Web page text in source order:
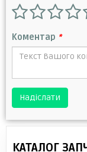
Коментар *
Надіслати
КАТАЛОГ